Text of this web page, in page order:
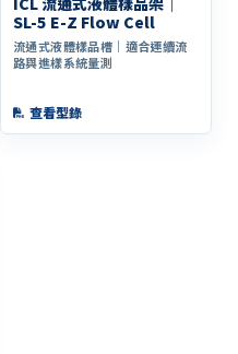
SL-5 E-Z Flow Cell
流通式液體樣品槽｜適合連續流
路與進樣系統量測
查看型錄